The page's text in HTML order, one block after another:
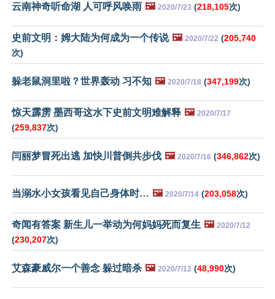
云南神奇听命湖 人可呼风唤雨 🖼️ 2020/7/23 (218,105次)
史前文明：姆大陆为何成为一个传说 🖼️ 2020/7/22 (205,740
次)
躲老鼠洞里啦？世界轰动 习不知 🖼️ 2020/7/18 (347,199次)
惊天霹雳 墨西哥这水下史前文明难解释 🖼️ 2020/7/17
(259,837次)
闫丽梦冒死出逃 加快川普倒共步伐 🖼️ 2020/7/16 (346,862次)
当溺水小女孩看见自己身体时… 🖼️ 2020/7/14 (203,058次)
奇闻有答案 新生儿一举动为何妈妈死而复生 🖼️ 2020/7/12
(230,207次)
艾森豪威尔一个善念 躲过暗杀 🖼️ 2020/7/12 (48,990次)